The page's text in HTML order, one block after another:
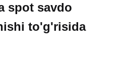
spot savdo
to'g'risida